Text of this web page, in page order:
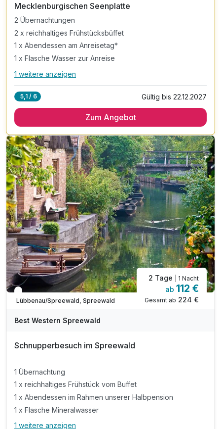
Mecklenburgischen Seenplatte
2 Übernachtungen
2 x reichhaltiges Frühstücksbüffet
1 x Abendessen am Anreisetag*
1 x Flasche Wasser zur Anreise
Alle Inklusivleistungen
2 x reichhaltiges Frühstücksbüffet
1 x Flasche Wasser zur Anreise
inkl. Nutzung Wellnessbereich
1 weitere anzeigen
5,1 / 6 Gültig bis 22.12.2027
Zum Angebot
In 1 Woche wieder frei
Lübbenau/Spreewald, Spreewald
2 Tage | 1 Nacht
ab 112 €
Gesamt ab 224 €
Best Western Spreewald
Schnupperbesuch im Spreewald
1 Übernachtung
1 x reichhaltiges Frühstück vom Buffet
1 x Abendessen im Rahmen unserer Halbpension
1 x Flasche Mineralwasser
1 weitere anzeigen